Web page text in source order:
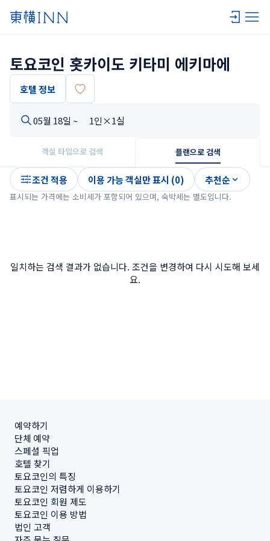
토요코인 홋카이도 키타미 에키마에
호텔 정보
05월 18일 ~ 1인×1실
객실 타입으로 검색 플랜으로 검색
조건 적용 이용 가능 객실만 표시 (0) 추천순
표시되는 가격에는 소비세가 포함되어 있으며, 숙박세는 별도입니다.
일치하는 검색 결과가 없습니다. 조건을 변경하여 다시 시도해 보세
요.
예약하기
단체 예약
스페셜 픽업
호텔 찾기
토요코인의 특징
토요코인 저렴하게 이용하기
토요코인 회원 제도
토요코인 이용 방법
법인 고객